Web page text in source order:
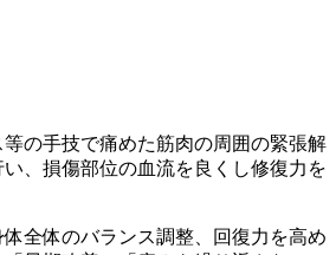
の手技で痛めた筋肉の周囲の緊張解
、損傷部位の血流を良くし修復力を
全体のバランス調整、回復力を高め